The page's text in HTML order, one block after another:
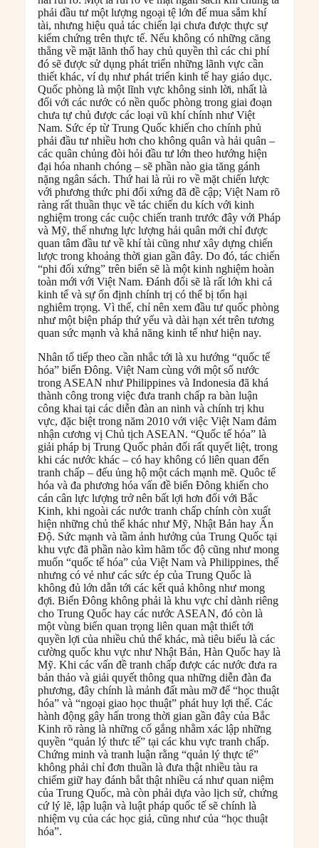
phải đầu tư một lượng ngoại tệ lớn để mua sắm khí
tài, nhưng hiệu quả tác chiến lại chưa được thực sự
kiểm chứng trên thực tế. Nếu không có những căng
thẳng về mặt lãnh thổ hay chủ quyền thì các chi phí
đó sẽ được sử dụng phát triển những lãnh vực cần
thiết khác, ví dụ như phát triển kinh tế hay giáo dục.
Quốc phòng là một lĩnh vực không sinh lời, nhất là
đối với các nước có nền quốc phòng trong giai đoạn
chưa tự chủ được các loại vũ khí chính như Việt
Nam. Sức ép từ Trung Quốc khiến cho chính phủ
phải đầu tư nhiều hơn cho không quân và hải quân –
các quân chủng đòi hỏi đầu tư lớn theo hướng hiện
đại hóa nhanh chóng – sẽ phần nào gia tăng gánh
nặng ngân sách. Thứ hai là rủi ro về mặt chiến lược
với phương thức phi đối xứng đã đề cập; Việt Nam rõ
ràng rất thuần thục về tác chiến du kích với kinh
nghiệm trong các cuộc chiến tranh trước đây với Pháp
và Mỹ, thế nhưng lực lượng hải quân mới chỉ được
quan tâm đầu tư về khí tài cũng như xây dựng chiến
lược trong khoảng thời gian gần đây. Do đó, tác chiến
“phi đối xứng” trên biển sẽ là một kinh nghiệm hoàn
toàn mới với Việt Nam. Đánh đổi sẽ là rất lớn khi cả
kinh tế và sự ổn định chính trị có thể bị tổn hại
nghiêm trọng. Vì thế, chỉ nên xem đầu tư quốc phòng
như một biện pháp thứ yếu và dài hạn xét trên tương
quan sức mạnh và khả năng kinh tế như hiện nay.
Nhân tố tiếp theo cần nhắc tới là xu hướng “quốc tế
hóa” biển Đông. Việt Nam cùng với một số nước
trong ASEAN như Philippines và Indonesia đã khá
thành công trong việc đưa tranh chấp ra bàn luận
công khai tại các diễn đàn an ninh và chính trị khu
vực, đặc biệt trong năm 2010 với việc Việt Nam đảm
nhận cương vị Chủ tịch ASEAN. “Quốc tế hóa” là
giải pháp bị Trung Quốc phản đối rất quyết liệt, trong
khi các nước khác – có hay không có liên quan đến
tranh chấp – đếu ủng hộ một cách mạnh mẽ. Quôc tế
hóa và đa phương hóa vấn đề biển Đông khiến cho
cán cân lực lượng trở nên bất lợi hơn đối với Bắc
Kinh, khi ngoài các nước tranh chấp chính còn xuất
hiện những chủ thể khác như Mỹ, Nhật Bản hay Ấn
Độ. Sức mạnh và tầm ảnh hưởng của Trung Quốc tại
khu vực đã phần nào kìm hãm tốc độ cũng như mong
muốn “quốc tế hóa” của Việt Nam và Philippines, thế
nhưng có vẻ như các sức ép của Trung Quốc là
không đủ lớn dẫn tới các kết quả không như mong
đợi. Biển Đông không phải là khu vực chỉ dành riêng
cho Trung Quốc hay các nước ASEAN, đó còn là
một vùng biển quan trọng liên quan mật thiết tới
quyền lợi của nhiều chủ thể khác, mà tiêu biểu là các
cường quốc khu vực như Nhật Bản, Hàn Quốc hay là
Mỹ. Khi các vấn đề tranh chấp được các nước đưa ra
bản thảo và giải quyết thông qua những diễn đàn đa
phương, đây chính là mảnh đất màu mỡ để “học thuật
hóa” và “ngoại giao học thuật” phát huy lợi thế. Các
hành động gây hấn trong thời gian gần đây của Bắc
Kinh rõ ràng là những cố gắng nhằm xác lập những
quyền “quản lý thưc tế” tại các khu vực tranh chấp.
Chứng minh và tranh luận rằng “quản lý thực tế”
không phải chỉ đơn thuần là đưa thật nhiều tàu ra
chiếm giữ hay đánh bắt thật nhiều cá như quan niệm
của Trung Quốc, mà còn phải dựa vào lịch sử, chứng
cứ lý lẽ, lập luận và luật pháp quốc tế sẽ chính là
nhiệm vụ của các học giả, cũng như của “học thuật
hóa”.